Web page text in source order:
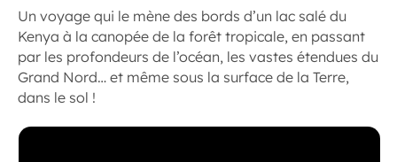
Un voyage qui le mène des bords d’un lac salé du
Kenya à la canopée de la forêt tropicale, en passant
par les profondeurs de l’océan, les vastes étendues du
Grand Nord… et même sous la surface de la Terre,
dans le sol !